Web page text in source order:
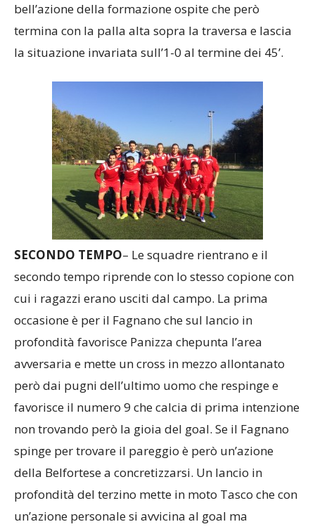
bell’azione della formazione ospite che però
termina con la palla alta sopra la traversa e lascia
la situazione invariata sull’1-0 al termine dei 45’.
SECONDO TEMPO– Le squadre rientrano e il
secondo tempo riprende con lo stesso copione con
cui i ragazzi erano usciti dal campo. La prima
occasione è per il Fagnano che sul lancio in
profondità favorisce Panizza chepunta l’area
avversaria e mette un cross in mezzo allontanato
però dai pugni dell’ultimo uomo che respinge e
favorisce il numero 9 che calcia di prima intenzione
non trovando però la gioia del goal. Se il Fagnano
spinge per trovare il pareggio è però un’azione
della Belfortese a concretizzarsi. Un lancio in
profondità del terzino mette in moto Tasco che con
un’azione personale si avvicina al goal ma